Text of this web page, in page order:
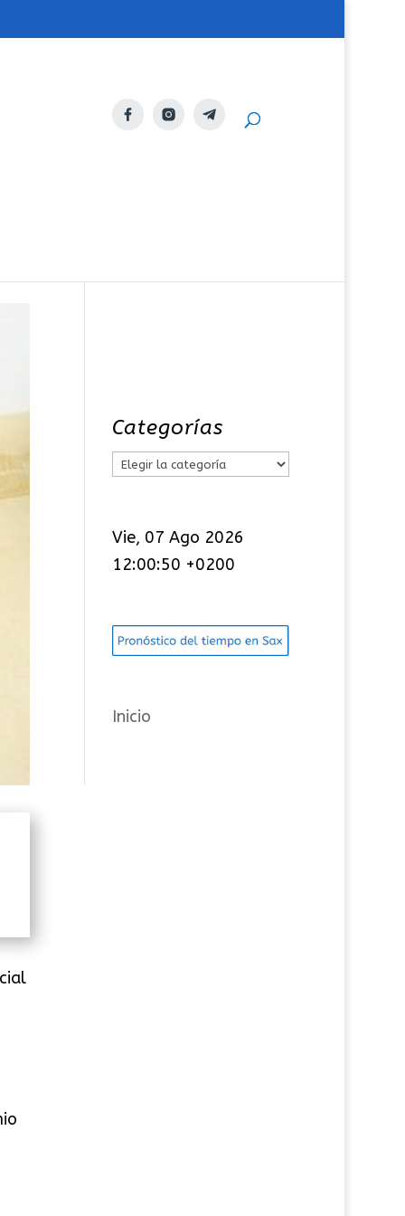
Categorías
C
e
g
r
í
s
Vie, 07 Ago 2026
12:00:51 +0200
Inicio